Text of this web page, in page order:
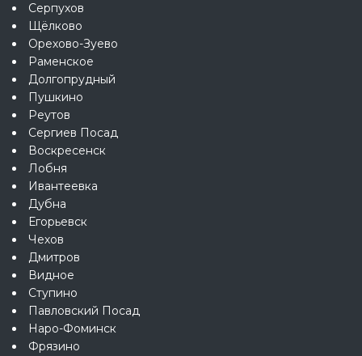
Серпухов
Щёлково
Орехово-Зуево
Раменское
Долгопрудный
Пушкино
Реутов
Сергиев Посад
Воскресенск
Лобня
Ивантеевка
Дубна
Егорьевск
Чехов
Дмитров
Видное
Ступино
Павловский Посад
Наро-Фоминск
Фрязино